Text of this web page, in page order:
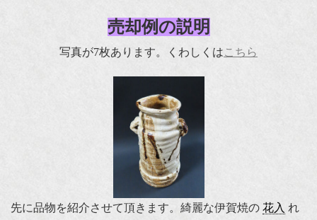
売却例の説明
写真が7枚あります。くわしくはこちら
先に品物を紹介させて頂きます。綺麗な伊賀焼の 花入 れ